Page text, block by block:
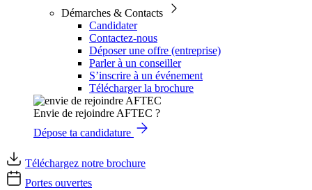
Démarches & Contacts
Candidater
Contactez-nous
Déposer une offre (entreprise)
Parler à un conseiller
S’inscrire à un événement
Télécharger la brochure
Envie de rejoindre AFTEC ?
Dépose ta candidature
Téléchargez notre brochure
Portes ouvertes